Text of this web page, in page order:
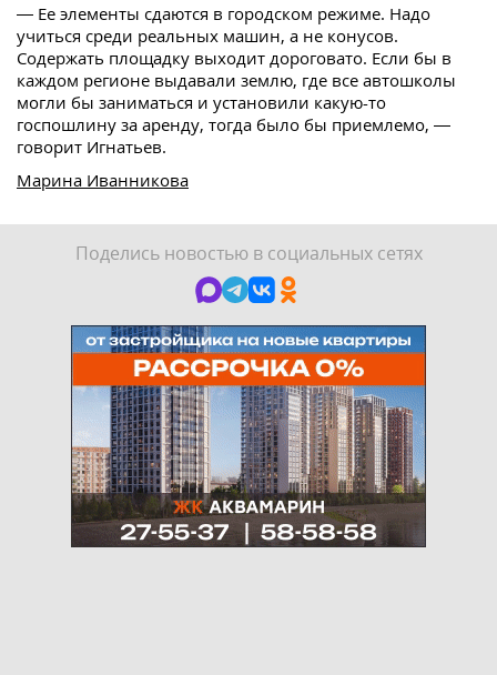
— Ее элементы сдаются в городском режиме. Надо
учиться среди реальных машин, а не конусов.
Содержать площадку выходит дороговато. Если бы в
каждом регионе выдавали землю, где все автошколы
могли бы заниматься и установили какую-то
госпошлину за аренду, тогда было бы приемлемо, —
говорит Игнатьев.
Марина Иванникова
Поделись новостью в социальных сетях